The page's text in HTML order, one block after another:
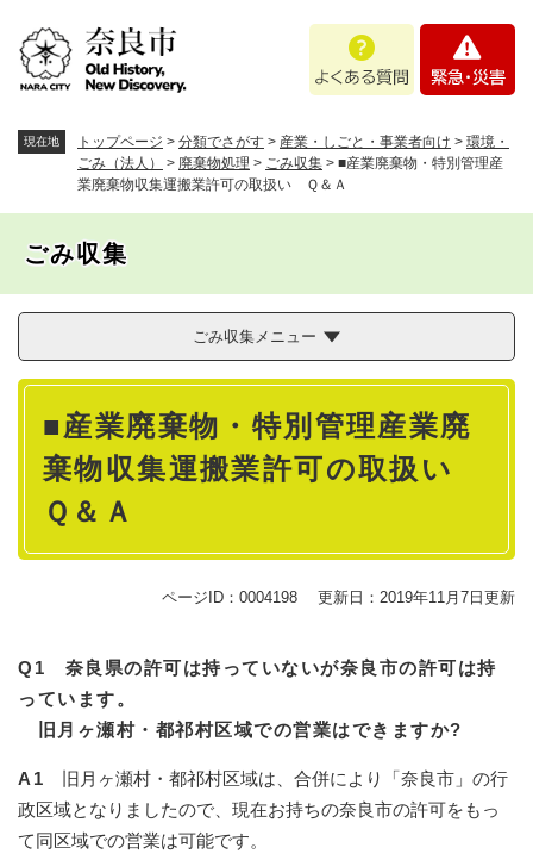
。
あ
問
・
現在地 トップページ > 分類でさがす > 産業・しごと・事業者向け > 環境・
ごみ（法人）
> 廃棄物処理 > ごみ収集 > ■産業廃棄物・特別管理産
業廃棄物収集運搬業許可の取扱い Ｑ＆Ａ
ごみ収集
ごみ収集メニュー
本
■産業廃棄物・特別管理産業廃
棄物収集運搬業許可の取扱い
Ｑ＆Ａ
ページID：0004198 更新日：2019年11月7日更新
Q1 奈良県の許可は持っていないが奈良市の許可は持
っています。
旧月ヶ瀬村・都祁村区域での営業はできますか?
A1 旧月ヶ瀬村・都祁村区域は、合併により「奈良市」の行
政区域となりましたので、現在お持ちの奈良市の許可をもっ
て同区域での営業は可能です。